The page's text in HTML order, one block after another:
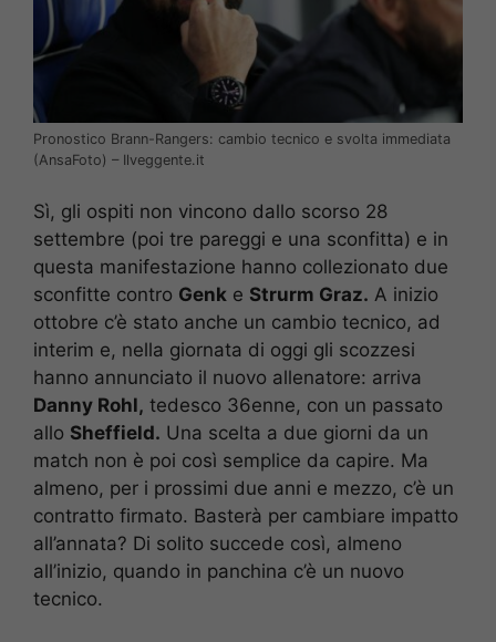
Pronostico Brann-Rangers: cambio tecnico e svolta immediata
(AnsaFoto) – Ilveggente.it
Sì, gli ospiti non vincono dallo scorso 28
settembre (poi tre pareggi e una sconfitta) e in
questa manifestazione hanno collezionato due
sconfitte contro Genk e Strurm Graz. A inizio
ottobre c’è stato anche un cambio tecnico, ad
interim e, nella giornata di oggi gli scozzesi
hanno annunciato il nuovo allenatore: arriva
Danny Rohl, tedesco 36enne, con un passato
allo Sheffield. Una scelta a due giorni da un
match non è poi così semplice da capire. Ma
almeno, per i prossimi due anni e mezzo, c’è un
contratto firmato. Basterà per cambiare impatto
all’annata? Di solito succede così, almeno
all’inizio, quando in panchina c’è un nuovo
tecnico.